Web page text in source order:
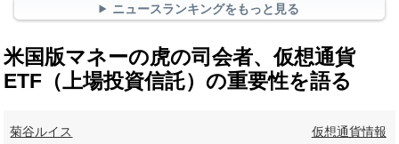
ニュースランキングをもっと見る
米国版マネーの虎の司会者、仮想通貨
ETF（上場投資信託）の重要性を語る
菊谷ルイス 仮想通貨情報